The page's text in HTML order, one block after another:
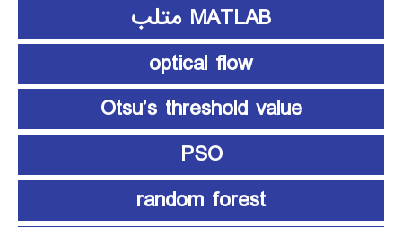
MATLAB متلب
optical flow
Otsu’s threshold value
PSO
random forest